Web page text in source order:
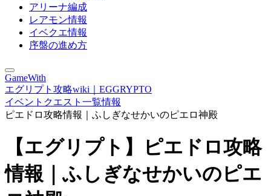
アリーナ編成
レアモン情報
イベクエ情報
序盤の進め方
GameWith
エグリプト攻略wiki｜EGGRYPTO
イベントクエスト一覧情報
ピエドロ攻略情報｜ふしぎなせかいのピエロ神殿
【エグリプト】ピエドロ攻略
情報｜ふしぎなせかいのピエ